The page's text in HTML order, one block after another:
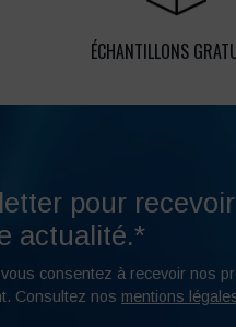
ÉCHANTILLONS
pour
actualité.*
consentez à recevoir nos
Consultez nos mentions